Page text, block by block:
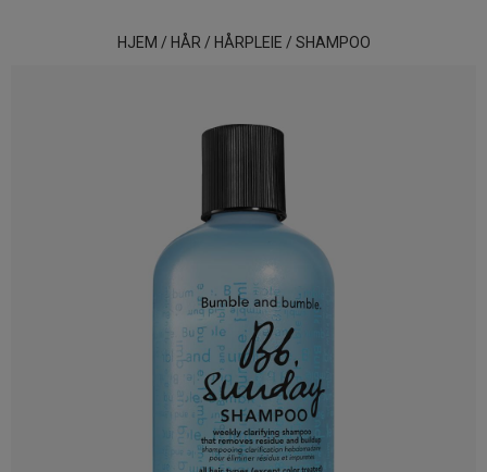
HJEM / HÅR / HÅRPLEIE / SHAMPOO